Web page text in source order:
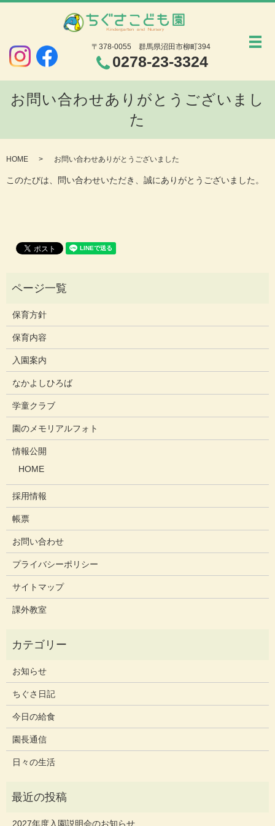
〒378-0055群馬県沼田市柳町394
0278-23-3324
メ
お問い合わせありがとうございまし
た
HOME お問い合わせありがとうございました
このたびは、問い合わせいただき、誠にありがとうございました。
保育方針
保育内容
入園案内
なかよしひろば
学童クラブ
園のメモリアルフォト
情報公開
HOME
採用情報
帳票
お問い合わせ
プライバシーポリシー
サイトマップ
課外教室
お知らせ
ちぐさ日記
今日の給食
園長通信
日々の生活
2027年度入園説明会のお知らせ